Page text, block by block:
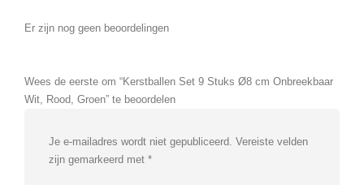
Er zijn nog geen beoordelingen
Wees de eerste om “Kerstballen Set 9 Stuks Ø8 cm Onbreekbaar
Wit, Rood, Groen” te beoordelen
Je e-mailadres wordt niet gepubliceerd. Vereiste velden
zijn gemarkeerd met *